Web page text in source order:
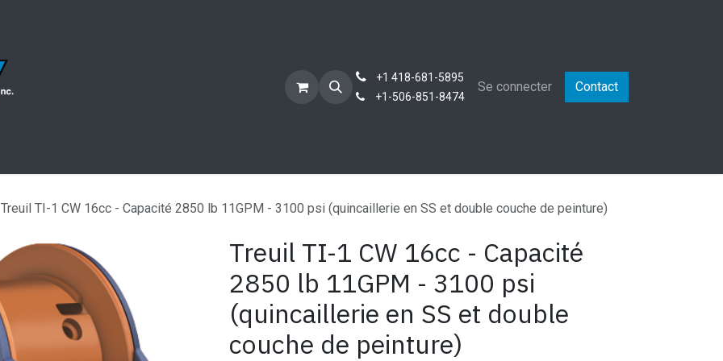
Candidature Boutique
+1 418-681-5895
+1-506-851-8474
Se connecter Contact
Treuil TI-1 CW 16cc - Capacité 2850 lb 11GPM - 3100 psi (quincaillerie en SS et double couche de peinture)
Treuil TI-1 CW 16cc - Capacité
2850 lb 11GPM - 3100 psi
(quincaillerie en SS et double
couche de peinture)